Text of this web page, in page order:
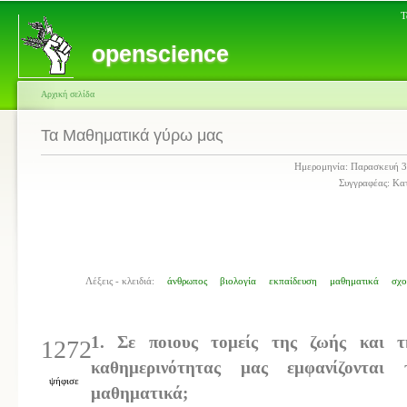
openscience
Αρχική σελίδα
Τα Μαθηματικά γύρω μας
Ημερομηνία: Παρασκευή
Συγγραφέας:
Λέξεις - κλειδιά: άνθρωπος βιολογία εκπαίδευση μαθηματικά
1272
ψήφισε
1. Σε ποιους τομείς της ζωής και
καθημερινότητας μας εμφανίζονται
μαθηματικά;